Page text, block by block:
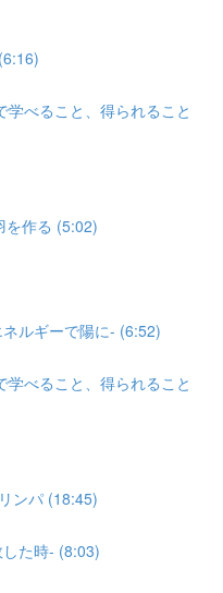
学べること、得られること
を作る (5:02)
ルギーで陽に- (6:52)
学べること、得られること
ンパ (18:45)
た時- (8:03)